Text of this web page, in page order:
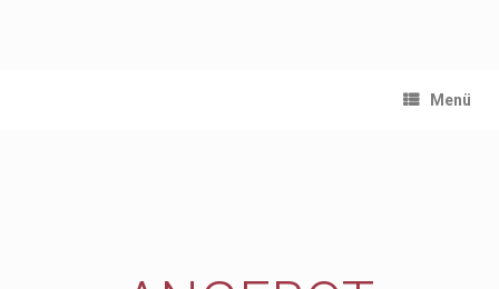
Menü